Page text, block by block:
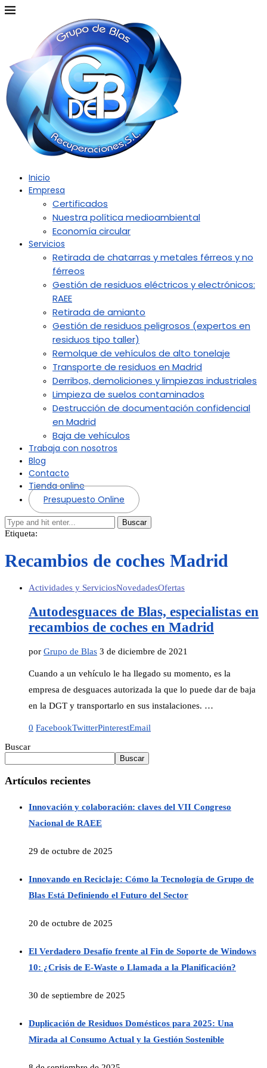
Inicio
Empresa
Certificados
Nuestra política medioambiental
Economía circular
Servicios
Retirada de chatarras y metales férreos y no
férreos
Gestión de residuos eléctricos y electrónicos:
RAEE
Retirada de amianto
Gestión de residuos peligrosos (expertos en
residuos tipo taller)
Remolque de vehículos de alto tonelaje
Transporte de residuos en Madrid
Derribos, demoliciones y limpiezas industriales
Limpieza de suelos contaminados
Destrucción de documentación confidencial
en Madrid
Baja de vehículos
Trabaja con nosotros
Blog
Contacto
Tienda online
Presupuesto Online
Buscar
Etiqueta:
Recambios de coches Madrid
Actividades y ServiciosNovedadesOfertas
Autodesguaces de Blas, especialistas en
recambios de coches en Madrid
por Grupo de Blas 3 de diciembre de 2021
Cuando a un vehículo le ha llegado su momento, es la
empresa de desguaces autorizada la que lo puede dar de baja
en la DGT y transportarlo en sus instalaciones. …
0 FacebookTwitterPinterestEmail
Buscar
Buscar
Artículos recientes
Innovación y colaboración: claves del VII Congreso
Nacional de RAEE
29 de octubre de 2025
Innovando en Reciclaje: Cómo la Tecnología de Grupo de
Blas Está Definiendo el Futuro del Sector
20 de octubre de 2025
El Verdadero Desafío frente al Fin de Soporte de Windows
10: ¿Crisis de E-Waste o Llamada a la Planificación?
30 de septiembre de 2025
Duplicación de Residuos Domésticos para 2025: Una
Mirada al Consumo Actual y la Gestión Sostenible